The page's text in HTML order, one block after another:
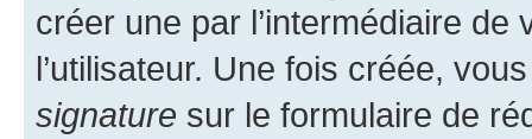
créer une par l’intermédiaire
l’utilisateur. Une fois créée,
signature sur le formulaire de